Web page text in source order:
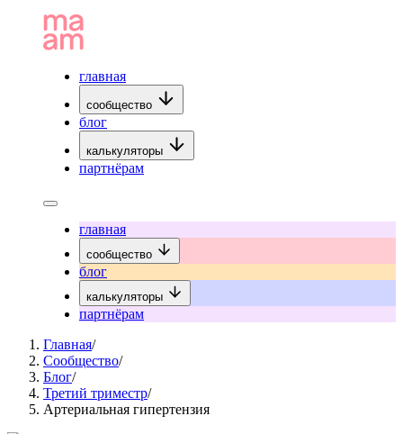
главная
сообщество
блог
калькуляторы
партнёрам
главная
сообщество
блог
калькуляторы
партнёрам
Главная/
Сообщество/
Блог/
Третий триместр/
Артериальная гипертензия